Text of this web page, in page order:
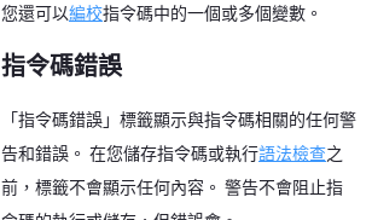
您還可以編校指令碼中的一個或多個變數。
指令碼錯誤
「指令碼錯誤」標籤顯示與指令碼相關的任何警
告和錯誤。 在您儲存指令碼或執行語法檢查之
前，標籤不會顯示任何內容。 警告不會阻止指